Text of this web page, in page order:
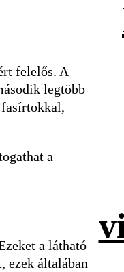
felelős. A
legtöbb
a
a látható
ezek általában